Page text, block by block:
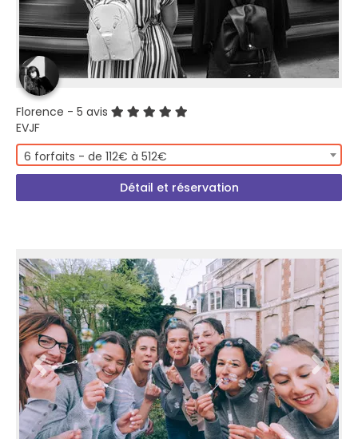
Florence - 5 avis
EVJF
6 forfaits - de 112€ à 512€
Détail et réservation